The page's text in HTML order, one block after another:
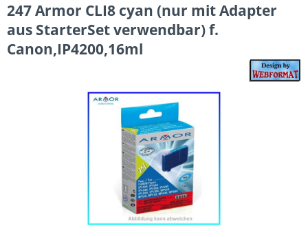
247 Armor CLI8 cyan (nur mit Adapter
aus StarterSet verwendbar) f.
Canon,IP4200,16ml